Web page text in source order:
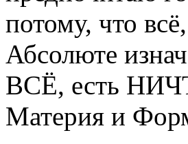
потому, что
Абсолюте
ВСЁ, есть
Материя и